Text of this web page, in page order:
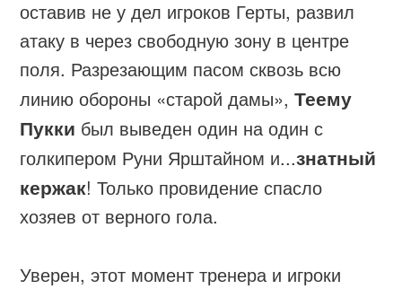
оставив не у дел игроков Герты, развил
атаку в через свободную зону в центре
поля. Разрезающим пасом сквозь всю
линию обороны «старой дамы»,Теему
Пукки был выведен один на один с
голкипером Руни Ярштайном и...знатный
кержак! Только провидение спасло
хозяев от верного гола.
Уверен, этот момент тренера и игроки